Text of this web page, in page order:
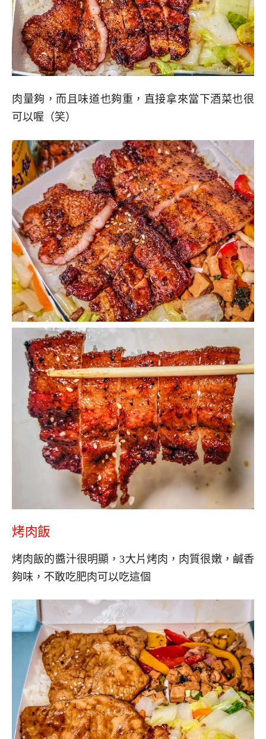
肉量夠，而且味道也夠重，直接拿來當下酒菜也很
可以喔（笑）
烤肉飯
烤肉飯的醬汁很明顯，3大片烤肉，肉質很嫩，鹹香
夠味，不敢吃肥肉可以吃這個